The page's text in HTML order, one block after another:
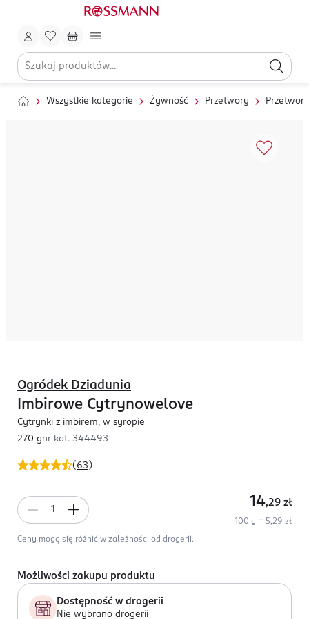
Wszystkie kategorie Żywność Przetwory
( 63 )
Ogródek Dziadunia
Imbirowe Cytrynowelove
Cytrynki z imbirem, w syropie
270 gnr kat. 344493
14,29 zł
100 g = 5,29 zł
Ceny mogą się różnić w zależności od drogerii.
Możliwości zakupu produktu
Dostępność w drogerii
Nie wybrano drogerii